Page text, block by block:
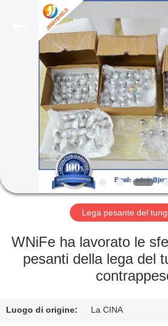
CASA
PRODOTTI
CIRCA
GIRO
FABBRICA
CONTATTICI
NOTIZIE
Lega pesante del
WNiFe ha lavorato le
pesanti della lega del
Luogo di origine: La CINA